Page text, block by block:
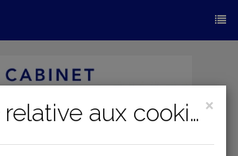
×
Politique relative aux cookies